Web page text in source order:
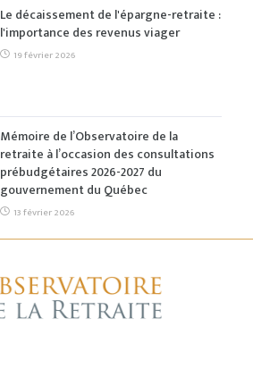
Le décaissement de l'épargne-retraite :
l'importance des revenus viager
19 février 2026
Mémoire de l’Observatoire de la
retraite à l’occasion des consultations
prébudgétaires 2026-2027 du
gouvernement du Québec
13 février 2026